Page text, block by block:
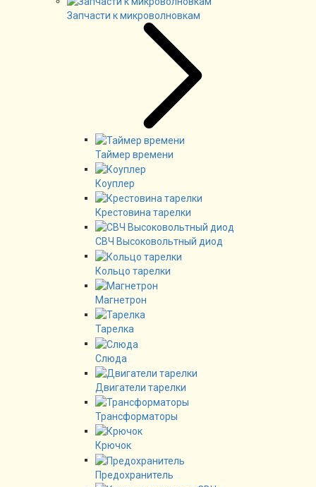
Запчасти к микроволновкам
Таймер времени
Коуплер
Крестовина тарелки
СВЧ Высоковольтный диод
Кольцо тарелки
Магнетрон
Тарелка
Слюда
Двигатели тарелки
Трансформаторы
Крючок
Предохранитель